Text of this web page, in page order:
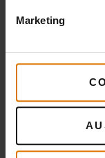
Marketing